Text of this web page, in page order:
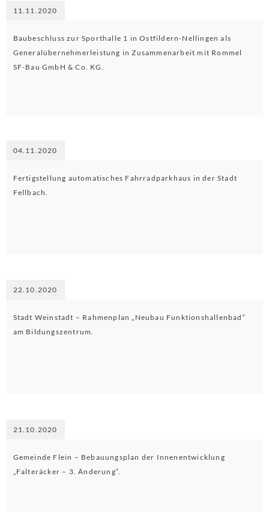
11.11.2020
Baubeschluss zur Sporthalle 1 in Ostfildern-Nellingen als
Generalübernehmerleistung in Zusammenarbeit mit Rommel
SF-Bau GmbH & Co. KG.
04.11.2020
Fertigstellung automatisches Fahrradparkhaus in der Stadt
Fellbach.
22.10.2020
Stadt Weinstadt – Rahmenplan „Neubau Funktionshallenbad“
am Bildungszentrum.
21.10.2020
Gemeinde Flein – Bebauungsplan der Innenentwicklung
„Falteräcker – 3. Änderung“.